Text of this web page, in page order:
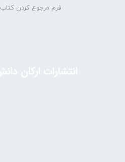
فرم مرجوع کردن کتاب